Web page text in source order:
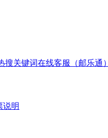
搜关键词在线客服（邮乐通）
说明